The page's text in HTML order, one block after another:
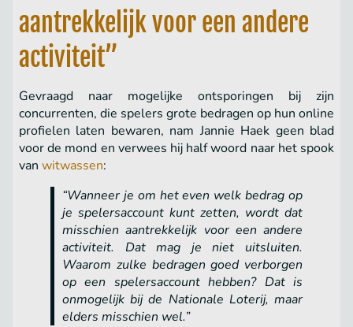
aantrekkelijk voor een andere
activiteit”
Gevraagd naar mogelijke ontsporingen bij zijn
concurrenten, die spelers grote bedragen op hun online
profielen laten bewaren, nam Jannie Haek geen blad
voor de mond en verwees hij half woord naar het spook
van witwassen:
“Wanneer je om het even welk bedrag op
je spelersaccount kunt zetten, wordt dat
misschien aantrekkelijk voor een andere
activiteit. Dat mag je niet uitsluiten.
Waarom zulke bedragen goed verborgen
op een spelersaccount hebben? Dat is
onmogelijk bij de Nationale Loterij, maar
elders misschien wel.”